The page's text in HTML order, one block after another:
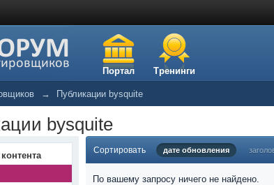
Портал Тренинги
→ Публикации bysquite
bysquite
Сортировать дате обновления
По вашему запросу ничего не найдено.